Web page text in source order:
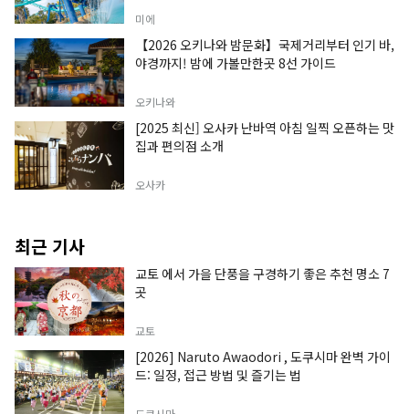
미에
【2026 오키나와 밤문화】국제거리부터 인기 바,
야경까지! 밤에 가볼만한곳 8선 가이드
오키나와
[2025 최신] 오사카 난바역 아침 일찍 오픈하는 맛
집과 편의점 소개
오사카
최근 기사
교토 에서 가을 단풍을 구경하기 좋은 추천 명소 7
곳
교토
[2026] Naruto Awaodori , 도쿠시마 완벽 가이
드: 일정, 접근 방법 및 즐기는 법